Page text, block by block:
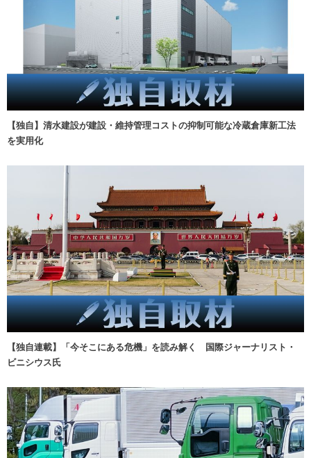
【独自】清水建設が建設・維持管理コストの抑制可能な冷蔵倉庫新工法
を実用化
【独自連載】「今そこにある危機」を読み解く 国際ジャーナリスト・
ビニシウス氏